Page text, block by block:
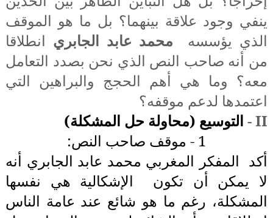
ينفي وجود علاقة بينهما؟ بل ما هو الموقف
الذي يؤسسه
محمد عابد الجابري انطلاقا
من أنه صاحب النص الذي نحن بصدد التعامل
معه؟ وما هي أهم الحجج والبراهين التي
اعتمدها لدعم موقفه؟
II
- التوسيع (محاولة حل المشكلة)
1 - موقف صاحب النص:
أكد المفكر المغربي محمد عابد الجابري أنه
لا يمكن أن تكون
الإشكالية هي نفسها
المشكلة، رغم ما هو شائع عند عامة الناس